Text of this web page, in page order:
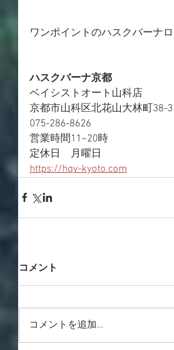
ワンポイントのハスクバーナ
ハスクバーナ京都
ベイシストオート山科店
京都市山科区北花山大林町38-3
075-286-8626
営業時間11~20時
定休日　月曜日
https://hqv-kyoto.com
コメント
コメントを追加…